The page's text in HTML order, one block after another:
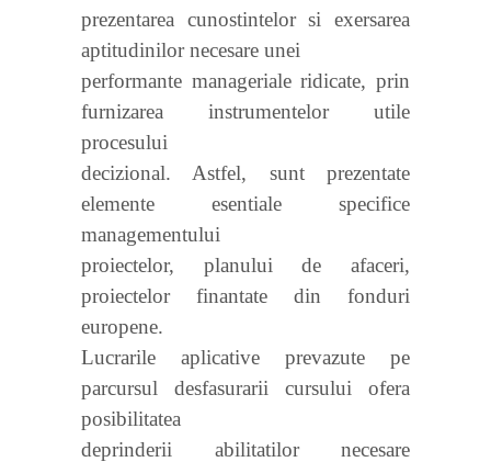
prezentarea cunostintelor si exersarea
aptitudinilor necesare unei
performante manageriale ridicate, prin
furnizarea instrumentelor utile
procesului
decizional. Astfel, sunt prezentate
elemente esentiale specifice
managementului
proiectelor, planului de afaceri,
proiectelor finantate din fonduri
europene.
Lucrarile aplicative prevazute pe
parcursul desfasurarii cursului ofera
posibilitatea
deprinderii abilitatilor necesare